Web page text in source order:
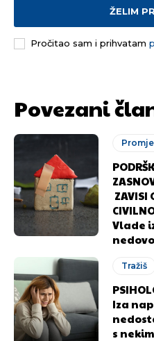
ŽELIM
Pročitao sam i prihvatam
Povezani
ZAVISI
Vlade
Tražiš
Iza
s